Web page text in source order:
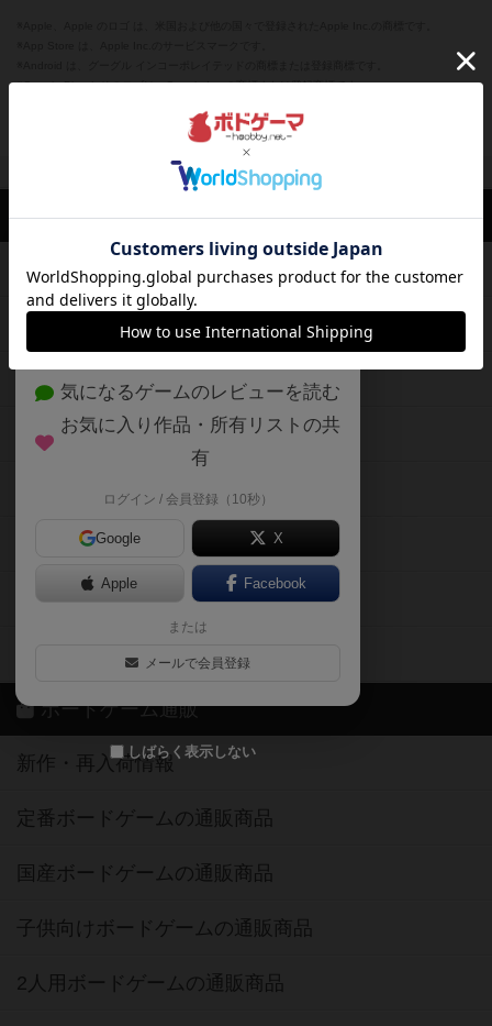
※Google Play とそのロゴは、Google Inc.の商標または登録商標です。
ボドとも一覧 ミキ マイボードゲーム
閉じる
ボードゲームのプレイ履歴を記録し
て、
自分のデータを管理しませんか？
約75,000人がボドゲーマを利用中！
気になるゲームのレビューを読む
お気に入り作品・所有リストの共
有
ログイン / 会員登録（10秒）
Google X
Apple Facebook
または
メールで会員登録
しばらく表示しない
ボドゲーマTOP
ボードゲームを検索する
ボードゲームの新着レビュー
ボードゲーム会情報
メカニクス特集
掲示板・トピックス
ボドとも・会員一覧
ボードゲーム業界コラム
ボドゲーマご利用案内
ボードゲーム通販
新作・再入荷情報
定番ボードゲームの通販商品
国産ボードゲームの通販商品
子供向けボードゲームの通販商品
2人用ボードゲームの通販商品